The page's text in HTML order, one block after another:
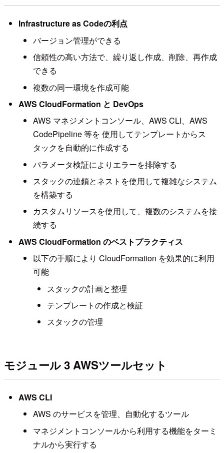
Infrastructure as Codeの利点
バージョン管理ができる
信頼性の高い方法で、繰り返し作成、削除、再作成
できる
複数の同一環境を作成可能
AWS CloudFormation と DevOps
AWS マネジメントコンソール、AWS CLI、AWS
CodePipeline 等を 使用してテンプレートからス
タックを自動的に作成する
パラメータ検証によりエラーを排除する
スタックの連鎖とネストを使用して複雑なシステム
を構築する
カスタムリソースを使用して、複数のシステムを接
続する
AWS CloudFormation のベストプラクティス
以下の手順により CloudFormation を効果的に利用
可能
スタックの計画と整理
テンプレートの作成と検証
スタックの管理
モジュール 3 AWSツールセット
AWS CLI
AWS のサービスを管理、自動化するツール
マネジメントコンソールから利用する機能をターミ
ナルから実行する